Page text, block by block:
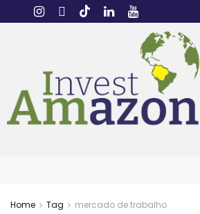
Home Tag mercado de trabalho